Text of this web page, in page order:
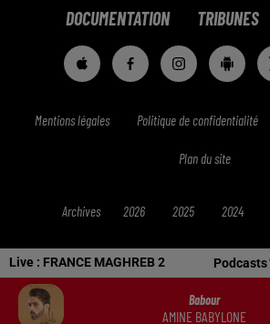
Live : FRANCE MAGHREB 2 Podcasts
Babour
AMINE BABYLONE
DOCUMENTATION TRIBUNES
Mentions légales Politique de confidentialité
Plan du site
Archives 2026 2025 2024